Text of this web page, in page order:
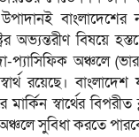
বাংলাদেশের
অভ্যন্তরীণ বিষয়ে
অঞ্চলে
রয়েছে।
স্বার্থের
সুবিধা করতে